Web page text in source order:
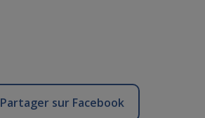
Partager sur Facebook